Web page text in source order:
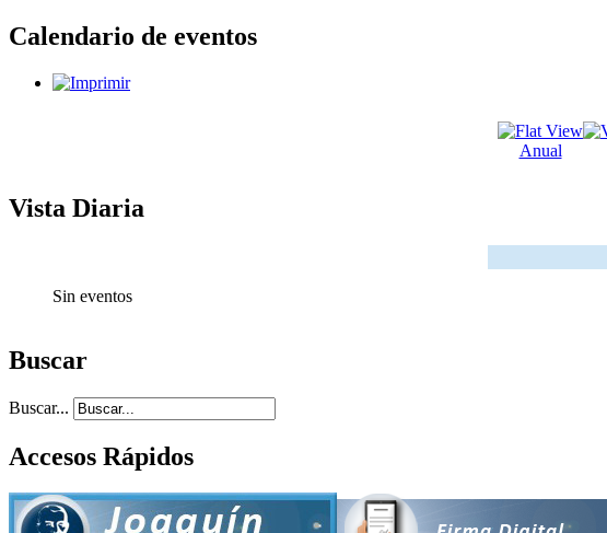
Calendario de eventos
Anual
Vista Diaria
Sin eventos
Buscar
Buscar...
Accesos Rápidos